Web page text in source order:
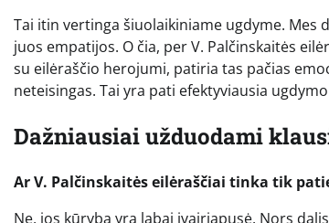
Tai itin vertinga šiuolaikiniame ugdyme. Mes
juos empatijos. O čia, per V. Palčinskaitės
su eilėraščio herojumi, patiria tas pačias
neteisingas. Tai yra pati efektyviausia
Dažniausiai užduodami
Ar V. Palčinskaitės eilėraščiai tinka tik
Ne, jos kūryba yra labai įvairiapusė. Nors